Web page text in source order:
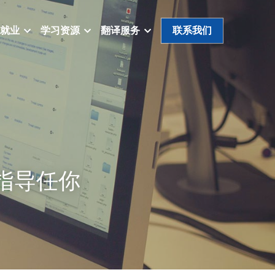
业 学习资源 翻译服务 联系我们
导任你